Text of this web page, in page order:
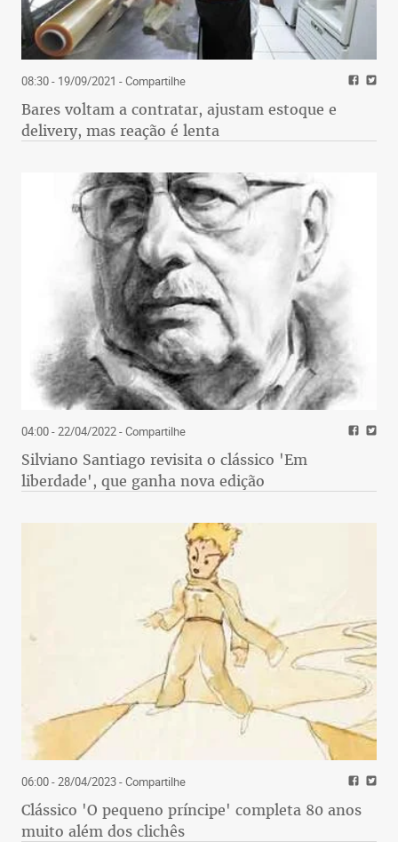
08:30 - 19/09/2021 - Compartilhe
Bares voltam a contratar, ajustam estoque e
delivery, mas reação é lenta
04:00 - 22/04/2022- Compartilhe
Silviano Santiago revisita o clássico 'Em
liberdade', que ganha nova edição
06:00 - 28/04/2023- Compartilhe
Clássico 'O pequeno príncipe' completa 80 anos
muito além dos clichês